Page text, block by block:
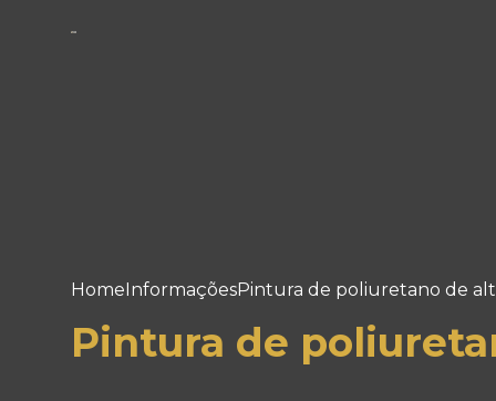
HomeInformaçõesPintura de poliuretano de
Pintura de